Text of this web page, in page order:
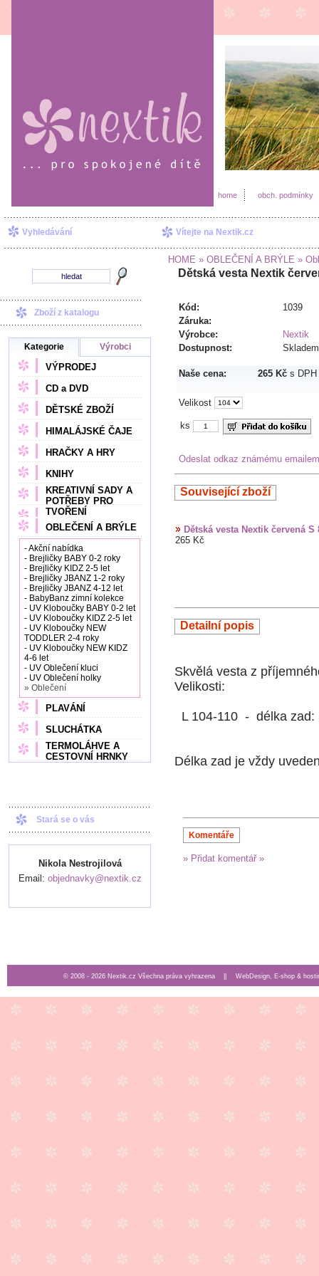
home obch. podmínky
Vyhledávání Vítejte na Nextik.cz
Zboží z katalogu
Kategorie Výrobci
VÝPRODEJ
CD a DVD
DĚTSKÉ ZBOŽÍ
HIMALÁJSKÉ ČAJE
HRAČKY A HRY
KNIHY
KREATIVNÍ SADY A
POTŘEBY PRO
TVOŘENÍ
OBLEČENÍ A BRÝLE
- Akční nabídka
- Brejličky BABY 0-2 roky
- Brejličky KIDZ 2-5 let
- Brejličky JBANZ 1-2 roky
- Brejličky JBANZ 4-12 let
- BabyBanz zimní kolekce
- UV Kloboučky BABY 0-2 let
- UV Kloboučky KIDZ 2-5 let
- UV Kloboučky NEW
TODDLER 2-4 roky
- UV Kloboučky NEW KIDZ
4-6 let
- UV Oblečení kluci
- UV Oblečení holky
» Oblečení
PLAVÁNÍ
SLUCHÁTKA
TERMOLÁHVE A
CESTOVNÍ HRNKY
Stará se o vás
Nikola Nestrojilová
Email: objednavky@nextik.cz
HOME » OBLEČENÍ A BRÝLE »
Dětská vesta Nextik
Kód:
1039
Záruka:
Výrobce:
Nextik
Dostupnost:
Skladem
Naše cena: 265 Kč s DPH
Velikost
ks
Odeslat odkaz známému emailem
Související zboží
Dětská vesta Nextik červená S
265 Kč
Detailní popis
Skvělá vesta z
Velikosti:
L 104-110 - délka zad:
Délka zad je vždy
Komentáře
» Přidat komentář »
© 2008 - 2026 Nextik.cz Všechna práva vyhrazena || WebDesign, E-shop &